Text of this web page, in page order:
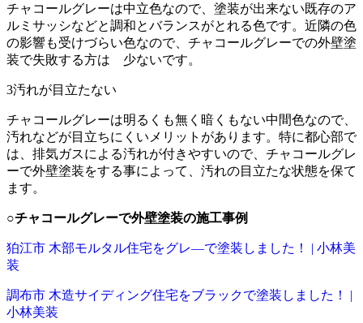
チャコールグレーは中立色なので、塗装が出来ない既存のア
ルミサッシなどと調和とバランスがとれる色です。近隣の色
の影響も受けづらい色なので、チャコールグレーでの外壁塗
装で失敗する方は 少ないです。
3汚れが目立たない
チャコールグレーは明るくも無く暗くもない中間色なので、
汚れなどが目立ちにくいメリットがあります。特に都心部で
は、排気ガスによる汚れが付きやすいので、チャコールグレ
ーで外壁塗装をする事によって、汚れの目立たな状態を保て
ます。
○チャコールグレーで外壁塗装の施工事例
狛江市 木部モルタル住宅をグレ―で塗装しました！ | 小林美
装
調布市 木造サイディング住宅をブラックで塗装しました！ |
小林美装